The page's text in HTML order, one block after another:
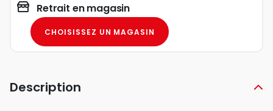
Retrait en magasin
CHOISISSEZ UN MAGASIN
Description